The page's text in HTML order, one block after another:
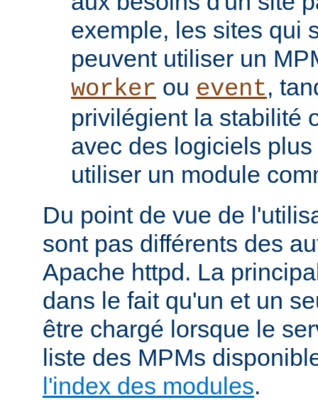
exemple, les sites qui
peuvent utiliser un
worker ou event,
privilégient la stabilité
avec des logiciels
utiliser un module
Du point de vue de
sont pas différents des
Apache httpd. La
dans le fait qu'un et un
être chargé lorsque le
liste des MPMs
l'index des modules.